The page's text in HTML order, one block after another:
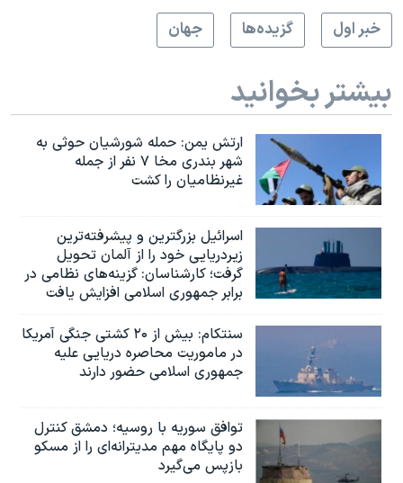
خبر اول
گزيده‌ها جهان
بیشتر بخوانید
ارتش یمن: حمله شورشیان حوثی به
شهر بندری مخا ۷ نفر از جمله
غیرنظامیان را کشت
اسرائيل بزرگترین و پیشرفته‌ترین
زیردریایی خود را از آلمان تحویل
گرفت؛ کارشناسان: گزینه‌های نظامی در
برابر جمهوری اسلامی افزایش یافت
سنتکام: بیش از ۲۰ کشتی جنگی آمریکا
در ماموریت محاصره دریایی علیه
جمهوری اسلامی حضور دارند
توافق سوریه با روسیه؛ دمشق کنترل
دو پایگاه مهم مدیترانه‌ای را از مسکو
بازپس می‌گیرد